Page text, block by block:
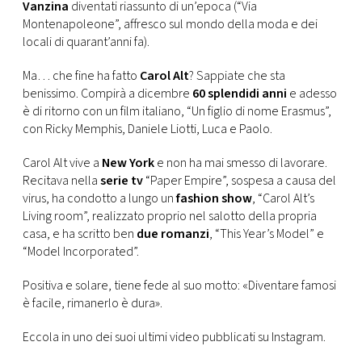
CONSIGLIA
Vanzina diventati riassunto di un’epoca (“Via
Montenapoleone”, affresco sul mondo della moda e dei
locali di quarant’anni fa).
Ma… che fine ha fatto Carol Alt? Sappiate che sta
benissimo. Compirà a dicembre 60 splendidi anni e adesso
è di ritorno con un film italiano, “Un figlio di nome Erasmus”,
con Ricky Memphis, Daniele Liotti, Luca e Paolo.
Carol Alt vive a New Yorke non ha mai smesso di lavorare.
Recitava nellaserie tv“Paper Empire”, sospesa a causa del
virus, ha condotto a lungo unfashion show, “Carol Alt’s
Living room”, realizzato proprio nel salotto della propria
casa, e ha scritto ben due romanzi, “This Year’s Model” e
“Model Incorporated”.
Positiva e solare, tiene fede al suo motto: «Diventare famosi
è facile, rimanerlo è dura».
Eccola in uno dei suoi ultimi video pubblicati su Instagram.